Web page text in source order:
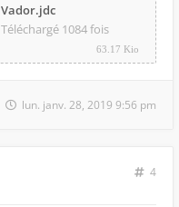
Vador.jdc
Téléchargé 1084 fois
63.17 Kio
lun. janv. 28, 2019 9:56 pm
4